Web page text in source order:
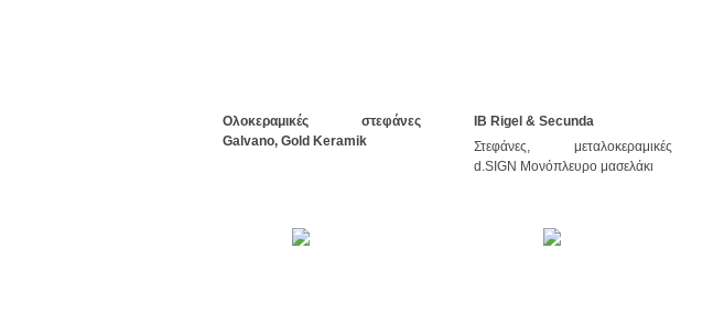
Ολοκεραμικές στεφάνες
Galvano, Gold Keramik
ΙΒ Rigel & Secunda
Στεφάνες, μεταλοκεραμικές
d.SIGN Μονόπλευρο μασελάκι